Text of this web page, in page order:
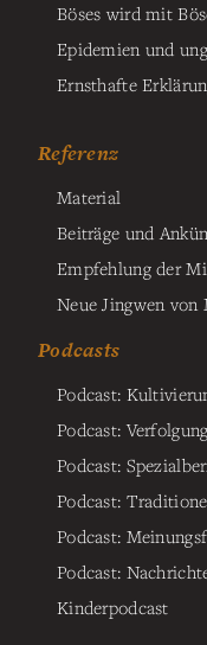
Böses wird mit
Epidemien und
Ernsthafte
Referenz
Material
Beiträge und
Empfehlung der
Neue Jingwen von
Podcasts
Podcast:
Podcast: Verfolgung
Podcast:
Podcast:
Podcast:
Podcast:
Kinderpodcast